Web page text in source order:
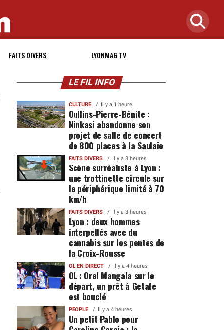
FAITS DIVERS LYONMAG TV
LE FIL INFO
CULTURE Il y a 1 heure
Oullins-Pierre-Bénite :
Ninkasi abandonne son
projet de salle de concert
de 800 places à la Saulaie
FAITS DIVERS Il y a 3 heures
Scène surréaliste à Lyon :
une trottinette circule sur
le périphérique limité à 70
km/h
FAITS DIVERS Il y a 3 heures
Lyon : deux hommes
interpellés avec du
cannabis sur les pentes de
la Croix-Rousse
OL EN DIRECT Il y a 4 heures
OL : Orel Mangala sur le
départ, un prêt à Getafe
est bouclé
PEOPLE Il y a 4 heures
Un petit Pablo pour